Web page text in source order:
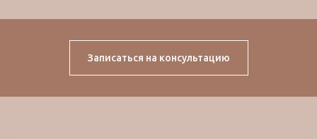
Записаться на консультацию